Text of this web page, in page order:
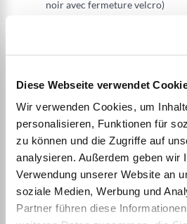
Diese Webseite verwendet
Wir verwenden Cookies, um
personalisieren, Funktionen für
zu können und die Zugriffe auf
analysieren. Außerdem geben wir
Verwendung unserer Website an
soziale Medien, Werbung und
Partner führen diese
noir avec fermeture velcro)
Montage simple et sans
Charge de rupture : 40 kN
: 5cm
L'original ! Le slackline le plus
Apprécié des débutants, des
Voir plus